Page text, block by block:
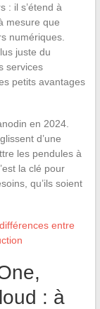
: il s’étend à
mesure que
numériques.
juste du
services
petits avantages
en 2024.
d’une
les pendules à
la clé pour
qu’ils soient
entre
: à